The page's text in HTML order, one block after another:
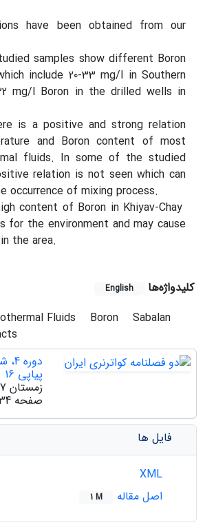
have been obtained from our
show different Boron
include 20-33 mg/l in Southern
mg/l Boron in the drilled wells in
and strong relation
and Boron content of most
fluids. In some of the studied
relation is not seen which can
occurrence of mixing process.
of Boron in Khiyav-Chay
for the environment and may cause
the area.
کلیدواژه‌ها English
Fluids Boron
Sabalan
پیاپی 16
زمستان 1397
صفحه
فایل ها
اصل مقاله
1 M